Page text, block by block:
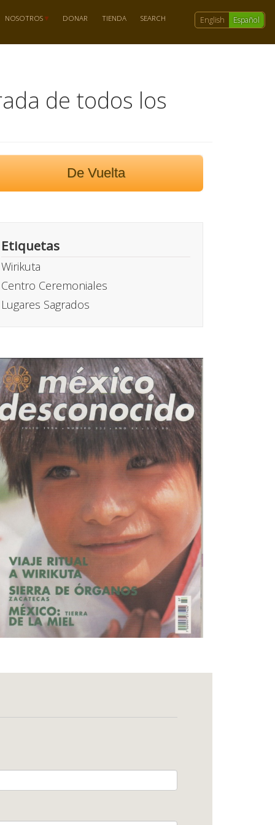
NOSOTROS DONAR TIENDA SEARCH English Español
de todos los
De Vuelta
Etiquetas
Wirikuta
Centro Ceremoniales
Lugares Sagrados